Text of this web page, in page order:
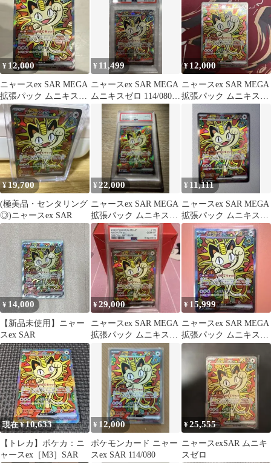
¥ 12,000
ニャースex SAR MEGA
拡張パック ムニキスゼ
ロ 114/08
¥ 11,499
ニャースex SAR MEGA
ムニキスゼロ 114/080
psa9
¥ 12,000
ニャースex SAR MEGA
拡張パック ムニキスゼ
¥ 19,700
(極美品・センタリング
◎)ニャースex SAR
¥ 22,000
ニャースex SAR MEGA
拡張パック ムニキスゼ
ロ キラ 114/080
¥ 11,111
ニャースex SAR MEGA
拡張パック ムニキスゼ
ロ キラ 114/080
¥ 14,000
【新品未使用】ニャー
スex SAR
¥29,000
ニャースex SAR MEGA
拡張パック ムニキスゼ
ロ キラ 114/080
¥ 15,999
ニャースex SAR MEGA
拡張パック ムニキスゼ
ロ キラ 114/080
現在 ¥10,633
【トレカ】ポケカ：ニ
ャースex［M3］SAR
¥ 12,000
ポケモンカード ニャー
スex SAR 114/080
¥25,555
ニャースexSAR ムニキ
スゼロ